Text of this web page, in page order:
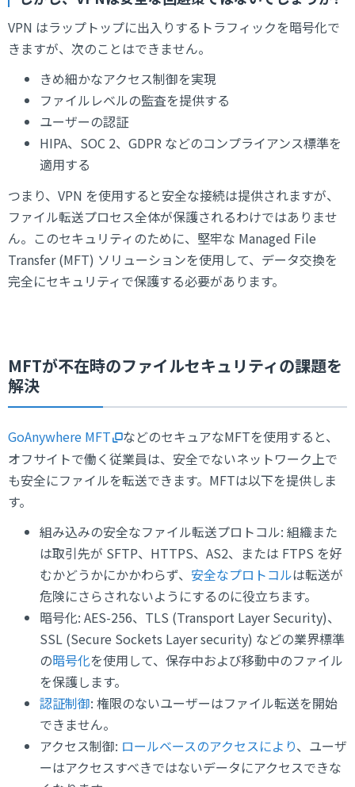
VPN はラップトップに出入りするトラフィックを暗号化で
きますが、次のことはできません。
きめ細かなアクセス制御を実現
ファイルレベルの監査を提供する
ユーザーの認証
HIPA、SOC 2、GDPR などのコンプライアンス標準を
適用する
つまり、VPN を使用すると安全な接続は提供されますが、
ファイル転送プロセス全体が保護されるわけではありませ
ん。このセキュリティのために、堅牢な Managed File
Transfer (MFT) ソリューションを使用して、データ交換を
完全にセキュリティで保護する必要があります。
MFTが不在時のファイルセキュリティの課題を
解決
GoAnywhere MFT
などのセキュアなMFTを使用すると、
オフサイトで働く従業員は、安全でないネットワーク上で
も安全にファイルを転送できます。MFTは以下を提供しま
す。
組み込みの安全なファイル転送プロトコル: 組織また
は取引先が SFTP、HTTPS、AS2、または FTPS を好
むかどうかにかかわらず、 安全なプロトコルは転送が
危険にさらされないようにするのに役立ちます。
暗号化: AES-256、TLS (Transport Layer Security)、
SSL (Secure Sockets Layer security) などの業界標準
の暗号化を使用して、保存中および移動中のファイル
を保護します。
認証制御: 権限のないユーザーはファイル転送を開始
できません。
アクセス制御: ロールベースのアクセスにより、ユーザ
ーはアクセスすべきではないデータにアクセスできな